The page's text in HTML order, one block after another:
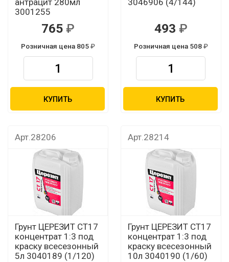
антрацит 280мл
3001255
765
Розничная цена 805
КУПИТЬ
3046906 (4/144)
493
Розничная цена 508
КУПИТЬ
Арт.28206
Грунт ЦЕРЕЗИТ CТ17
концентрат 1:3 под
краску всесезонный
5л 3040189 (1/120)
Арт.28214
Грунт ЦЕРЕЗИТ CТ17
концентрат 1:3 под
краску всесезонный
10л 3040190 (1/60)